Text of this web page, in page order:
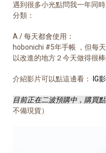
遇到很多小光點問我一年同
分類：
A / 每天都會使用：
hobonichi #5年手帳 ，但每
以改進的地方２今天做得很
介紹影片可以點這邊看： IG
目前正在二波預購中，購買點
不備現貨）